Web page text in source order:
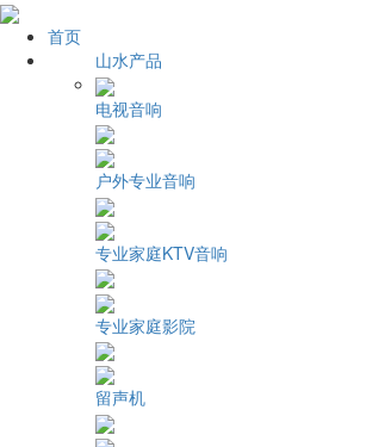
首页
山水产品
电视音响
户外专业音响
专业家庭KTV音响
专业家庭影院
留声机